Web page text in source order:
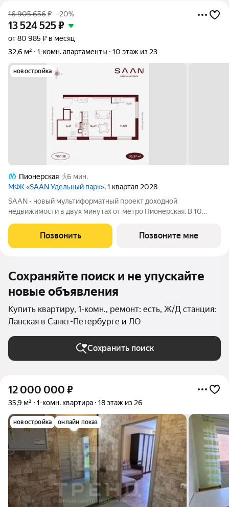
16 905 656₽ –20%
13 524 525₽
от 80 985 ₽ в месяц
32,6 м²
1-комн. апартаменты 10 этаж из 23
новостройка
Пионерская
6 мин.
МФК «SAAN Удельный парк», 1 квартал 2028
SAAN - новый мультиформатный проект доходной
недвижимости в двух минутах от метро Пионерская. В 10
представлены различные варианты: от компактных студий до
просторных резиденций с панорамными
Позвонить Позвоните мне
Сохраняйте поиск и не упускайте
новые объявления
Купить квартиру, 1-комн., ремонт: есть, Ж/Д станция:
Ланская в Санкт-Петербурге и ЛО
Сохранить поиск
12 000 000 ₽
35,9 м² 1-комн. квартира 18 этаж из 26
новостройка онлайн показ